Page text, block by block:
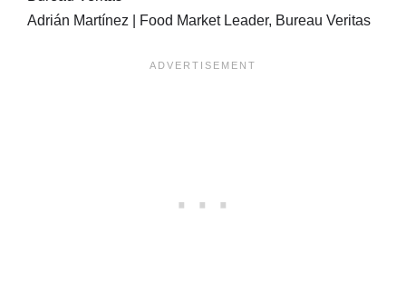
Adrián Martínez | Food Market Leader, Bureau Veritas